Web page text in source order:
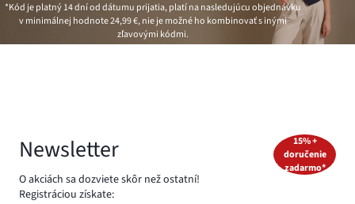
*Kód je platný 14 dní od dátumu prijatia, platí na nasledujúcu objednávku
v minimálnej hodnote24,99 €, nie je možné ho kombinovať s inými
zľavovými kódmi.
Newsletter
O akciách sa dozviete skôr než ostatní!
Registráciou získate:
15% +
doručenie
zadarmo*